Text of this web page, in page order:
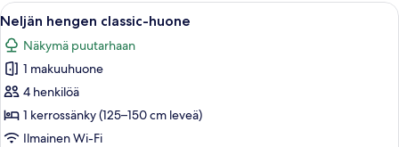
Avaa
kaikki
huonetyypin
Neljän
hengen
classic-
huone
Kerrossänky, jossa on tikkaat, pieni
5
Neljän hengen classic-huone
Näkymä puutarhaan
1 makuuhuone
4 henkilöä
1 kerrossänky (125–150 cm leveä)
Ilmainen Wi-Fi